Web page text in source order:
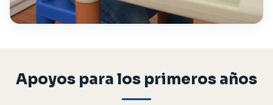
Apoyos para los primeros años